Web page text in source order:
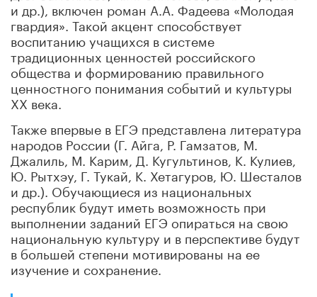
и др.), включен роман А.А. Фадеева «Молодая
гвардия». Такой акцент способствует
воспитанию учащихся в системе
традиционных ценностей российского
общества и формированию правильного
ценностного понимания событий и культуры
ХХ века.
Также впервые в ЕГЭ представлена литература
народов России (Г. Айга, Р. Гамзатов, М.
Джалиль, М. Карим, Д. Кугультинов, К. Кулиев,
Ю. Рытхэу, Г. Тукай, К. Хетагуров, Ю. Шесталов
и др.). Обучающиеся из национальных
республик будут иметь возможность при
выполнении заданий ЕГЭ опираться на свою
национальную культуру и в перспективе будут
в большей степени мотивированы на ее
изучение и сохранение.